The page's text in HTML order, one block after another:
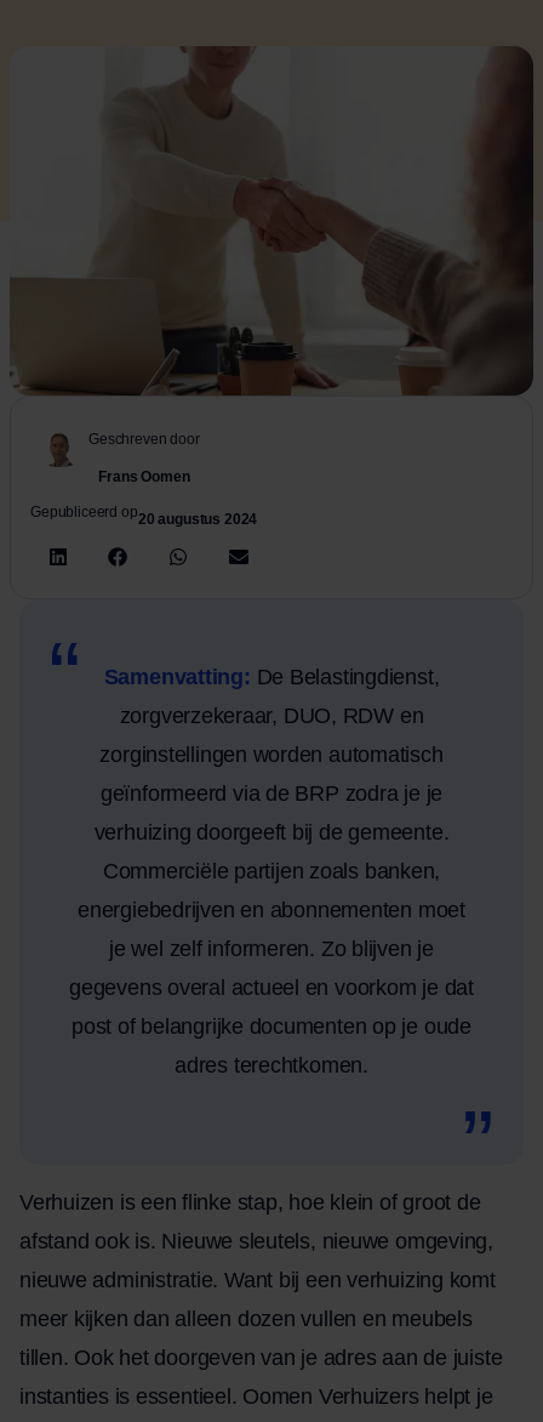
Geschreven door
Frans Oomen
Gepubliceerd op20 augustus 2024
Samenvatting: De Belastingdienst,
zorgverzekeraar, DUO, RDW en
zorginstellingen worden automatisch
geïnformeerd via de BRP zodra je je
verhuizing doorgeeft bij de gemeente.
Commerciële partijen zoals banken,
energiebedrijven en abonnementen moet
je wel zelf informeren. Zo blijven je
gegevens overal actueel en voorkom je dat
post of belangrijke documenten op je oude
adres terechtkomen.
Verhuizen is een flinke stap, hoe klein of groot de
afstand ook is. Nieuwe sleutels, nieuwe omgeving,
nieuwe administratie. Want bij een verhuizing komt
meer kijken dan alleen dozen vullen en meubels
tillen. Ook het doorgeven van je adres aan de juiste
instanties is essentieel. Oomen Verhuizers helpt je